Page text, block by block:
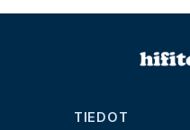
TIEDOT